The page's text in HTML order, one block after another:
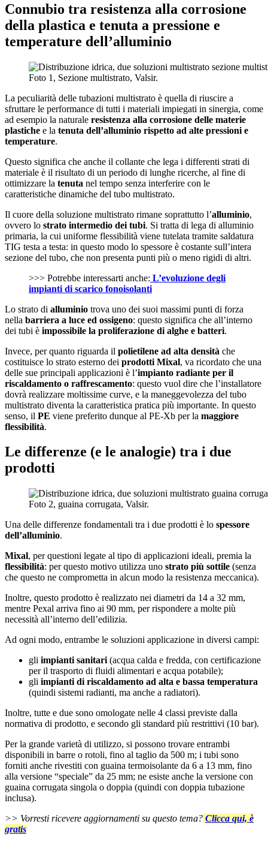
Connubio tra resistenza alla corrosione
della plastica e tenuta a pressione e
temperature dell’alluminio
Foto 1, Sezione multistrato, Valsir.
La peculiarità delle tubazioni multistrato è quella di riuscire a
sfruttare le performance di tutti i materiali impiegati in sinergia, come
ad esempio la naturale resistenza alla corrosione delle materie
plastiche e la tenuta dell’alluminio rispetto ad alte pressioni e
temperature.
Questo significa che anche il collante che lega i differenti strati di
materiale è il risultato di un periodo di lunghe ricerche, al fine di
ottimizzare la tenuta nel tempo senza interferire con le
caratteristiche dinamiche del tubo multistrato.
Il cuore della soluzione multistrato rimane soprattutto l’alluminio,
ovvero lo strato intermedio dei tubi. Si tratta di lega di alluminio
primaria, la cui uniforme flessibilità viene tutelata tramite saldatura
TIG testa a testa: in questo modo lo spessore è costante sull’intera
sezione del tubo, che non presenta punti più o meno rigidi di altri.
>>> Potrebbe interessarti anche: L’evoluzione degli
impianti di scarico fonoisolanti
Lo strato di alluminio trova uno dei suoi massimi punti di forza
nella barriera a luce ed ossigeno: questo significa che all’interno
dei tubi è impossibile la proliferazione di alghe e batteri.
Invece, per quanto riguarda il polietilene ad alta densità che
costituisce lo strato esterno dei prodotti Mixal, va ricordato che una
delle sue principali applicazioni è l’impianto radiante per il
riscaldamento o raffrescamento: questo vuol dire che l’installatore
dovrà realizzare moltissime curve, e la maneggevolezza del tubo
multistrato diventa la caratteristica pratica più importante. In questo
senso, il PE viene preferito dunque al PE-Xb per la maggiore
flessibilità.
Le differenze (e le analogie) tra i due
prodotti
Foto 2, guaina corrugata, Valsir.
Una delle differenze fondamentali tra i due prodotti è lo spessore
dell’alluminio.
Mixal, per questioni legate al tipo di applicazioni ideali, premia la
flessibilità: per questo motivo utilizza uno strato più sottile (senza
che questo ne comprometta in alcun modo la resistenza meccanica).
Inoltre, questo prodotto è realizzato nei diametri da 14 a 32 mm,
mentre Pexal arriva fino ai 90 mm, per rispondere a molte più
necessità all’interno dell’edilizia.
Ad ogni modo, entrambe le soluzioni applicazione in diversi campi:
gli impianti sanitari (acqua calda e fredda, con certificazione
per il trasporto di fluidi alimentari e acqua potabile);
gli impianti di riscaldamento ad alta e bassa temperatura
(quindi sistemi radianti, ma anche a radiatori).
Inoltre, tutte e due sono omologate nelle 4 classi previste dalla
normativa di prodotto, e secondo gli standard più restrittivi (10 bar).
Per la grande varietà di utilizzo, si possono trovare entrambi
disponibili in barre o rotoli, fino al taglio da 500 m; i tubi sono
forniti anche rivestiti con guaina termoisolante da 6 a 13 mm, fino
alla versione “speciale” da 25 mm; ne esiste anche la versione con
guaina corrugata singola o doppia (quindi con doppia tubazione
inclusa).
>> Vorresti ricevere aggiornamenti su questo tema? Clicca qui, è
gratis